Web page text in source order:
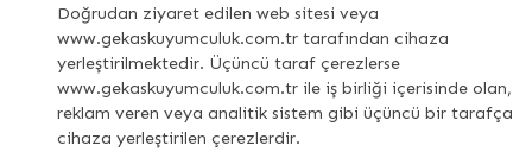
Doğrudan ziyaret edilen web sitesi veya
www.gekaskuyumculuk.com.tr tarafından cihaza
yerleştirilmektedir. Üçüncü taraf çerezlerse
www.gekaskuyumculuk.com.tr ile iş birliği içerisinde olan,
reklam veren veya analitik sistem gibi üçüncü bir tarafça
cihaza yerleştirilen çerezlerdir.